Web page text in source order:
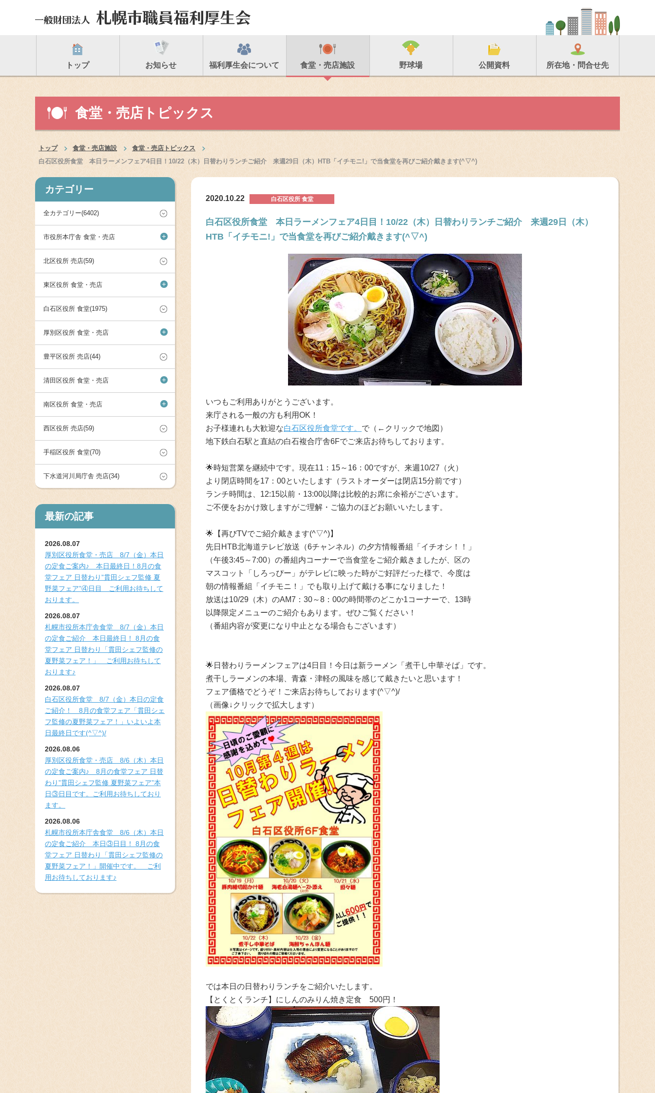
トップ お知らせ 福利厚生会について 食堂・売店施設 野球場 公開資料 所在地・問合せ先
食堂・売店トピックス
トップ 食堂・売店施設
食堂・売店トピックス
白石区役所食堂 本日ラーメンフェア4日目！10/22（木）日替わりランチご紹介 来週29日（木）HTB「イチモニ!」で当食堂を再びご紹介戴きます(^▽^)
カテゴリー
全カテゴリー(6402)
市役所本庁舎 食堂・売店 +
北区役所 売店(59)
東区役所 食堂・売店 +
白石区役所 食堂(1975)
厚別区役所 食堂・売店 +
豊平区役所 売店(44)
清田区役所 食堂・売店 +
南区役所 食堂・売店 +
西区役所 売店(59)
手稲区役所 食堂(70)
下水道河川局庁舎 売店(34)
最新の記事
2026.08.07
厚別区役所食堂・売店 8/7（金）本日
の定食ご案内♪ 本日最終日！8月の食
堂フェア 日替わり”貫田シェフ監修 夏
野菜フェア”④日目 ご利用お待ちして
おります。
2026.08.07
札幌市役所本庁舎食堂 8/7（金）本日
の定食ご紹介 本日最終日！ 8月の食
堂フェア 日替わり「貫田シェフ監修の
夏野菜フェア！」 ご利用お待ちして
おります♪
2026.08.07
白石区役所食堂 8/7（金）本日の定食
ご紹介！ 8月の食堂フェア「貫田シェ
フ監修の夏野菜フェア！」いよいよ本
日最終日です(^▽^)/
2026.08.06
厚別区役所食堂・売店 8/6（木）本日
の定食ご案内♪ 8月の食堂フェア 日替
わり”貫田シェフ監修 夏野菜フェア”本
日③日目です。ご利用お待ちしており
ます。
2026.08.06
札幌市役所本庁舎食堂 8/6（木）本日
の定食ご紹介 本日③日目！ 8月の食
堂フェア 日替わり「貫田シェフ監修の
夏野菜フェア！」開催中です。 ご利
用お待ちしております♪
2020.10.22 白石区役所 食堂
白石区役所食堂 本日ラーメンフェア4日目！10/22（木）日替わりランチご紹介 来週29日（木）
HTB「イチモニ!」で当食堂を再びご紹介戴きます(^▽^)
いつもご利用ありがとうございます。
来庁される一般の方も利用OK！
お子様連れも大歓迎な白石区役所食堂です。 で（←クリックで地図）
地下鉄白石駅と直結の白石複合庁舎6Fでご来店お待ちしております。
🌟時短営業を継続中です。現在11：15～16：00ですが、来週10/27（火）
より閉店時間を17：00といたします（ラストオーダーは閉店15分前です）
ランチ時間は、12:15以前・13:00以降は比較的お席に余裕がございます。
ご不便をおかけ致しますがご理解・ご協力のほどお願いいたします。
🌟【再びTVでご紹介戴きます(^▽^)】
先日HTB北海道テレビ放送（6チャンネル）の夕方情報番組「イチオシ！！」
（午後3:45～7:00）の番組内コーナーで当食堂をご紹介戴きましたが、区の
マスコット「しろっぴー」がテレビに映った時がご好評だった様で、今度は
朝の情報番組「イチモニ！」でも取り上げて戴ける事になりました！
放送は10/29（木）のAM7：30～8：00の時間帯のどこか1コーナーで、13時
以降限定メニューのご紹介もあります。ぜひご覧ください！
（番組内容が変更になり中止となる場合もございます）
🌟日替わりラーメンフェアは4日目！今日は新ラーメン「煮干し中華そば」です。
煮干しラーメンの本場、青森・津軽の風味を感じて戴きたいと思います！
フェア価格でどうぞ！ご来店お待ちしております(^▽^)/
（画像↓クリックで拡大します）
では本日の日替わりランチをご紹介いたします。
【とくとくランチ】 にしんのみりん焼き定食 500円！